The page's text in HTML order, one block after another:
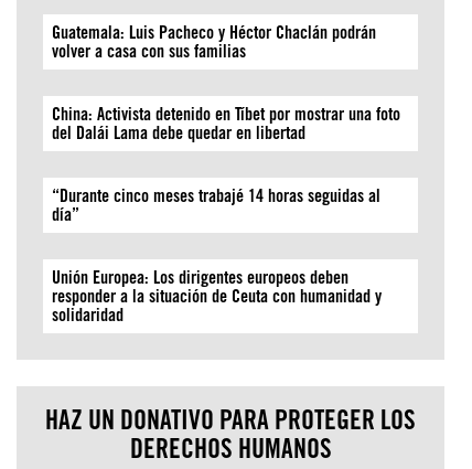
Guatemala: Luis Pacheco y Héctor Chaclán podrán
volver a casa con sus familias
China: Activista detenido en Tíbet por mostrar una foto
del Dalái Lama debe quedar en libertad
“Durante cinco meses trabajé 14 horas seguidas al
día”
Unión Europea: Los dirigentes europeos deben
responder a la situación de Ceuta con humanidad y
solidaridad
HAZ UN DONATIVO PARA PROTEGER LOS
DERECHOS HUMANOS